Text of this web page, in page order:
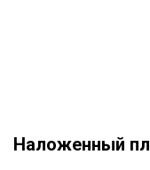
Наложенный